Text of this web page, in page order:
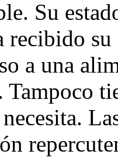
Su
recibido
a una